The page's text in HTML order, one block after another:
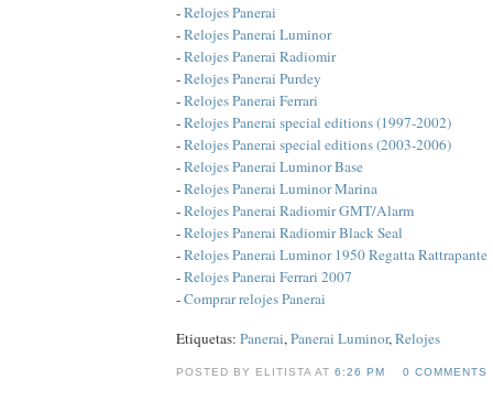
-Relojes Panerai
-Relojes Panerai Luminor
-Relojes Panerai Radiomir
-Relojes Panerai Purdey
-Relojes Panerai Ferrari
-Relojes Panerai special editions (1997-2002)
-Relojes Panerai special editions (2003-2006)
-Relojes Panerai Luminor Base
-Relojes Panerai Luminor Marina
-Relojes Panerai Radiomir GMT/Alarm
-Relojes Panerai Radiomir Black Seal
-Relojes Panerai Luminor 1950 Regatta Rattrapante
-Relojes Panerai Ferrari 2007
-Comprar relojes Panerai
Etiquetas: Panerai,Panerai Luminor,Relojes
POSTED BY ELITISTA AT6:26 PM 0 COMMENTS